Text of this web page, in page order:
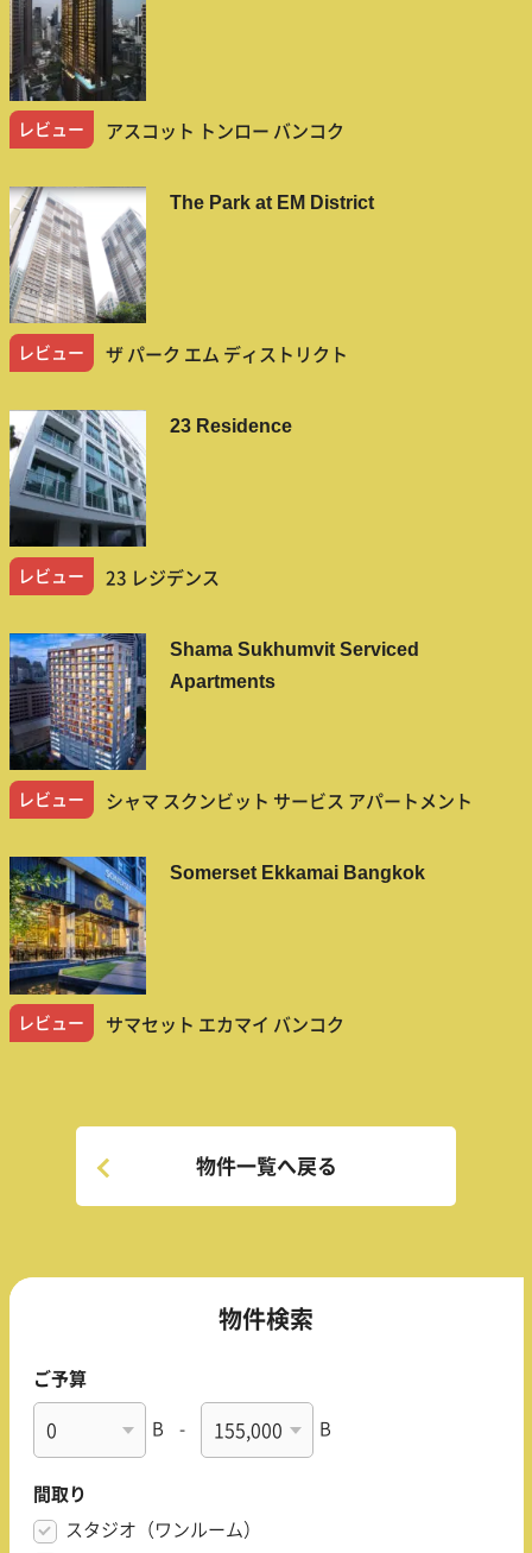
レビュー アスコット トンロー バンコク
The Park at EM District
レビュー ザ パーク エム ディストリクト
23 Residence
レビュー 23 レジデンス
Shama Sukhumvit Serviced
Apartments
レビュー シャマ スクンビット サービス アパートメント
Somerset Ekkamai Bangkok
レビュー サマセット エカマイ バンコク
物件一覧へ戻る
物件検索
ご予算
B - B
間取り
スタジオ（ワンルーム）